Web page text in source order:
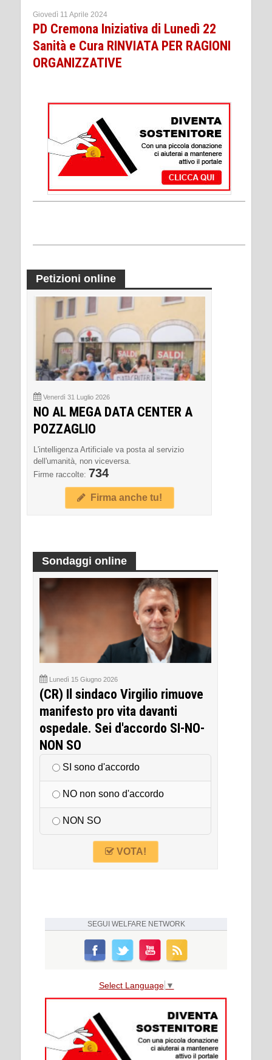
Giovedì 11 Aprile 2024
PD Cremona Iniziativa di Lunedì 22
Sanità e Cura RINVIATA PER RAGIONI
ORGANIZZATIVE
Petizioni online
Venerdì 31 Luglio 2026
NO AL MEGA DATA CENTER A
POZZAGLIO
L'intelligenza Artificiale va posta al servizio
dell'umanità, non viceversa.
Firme raccolte: 734
Firma anche tu!
Sondaggi online
Lunedì 15 Giugno 2026
(CR) Il sindaco Virgilio rimuove
manifesto pro vita davanti
ospedale. Sei d'accordo SI-NO-
NON SO
SI sono d'accordo
NO non sono d'accordo
NON SO
VOTA!
SEGUI WELFARE NETWORK
Select Language ▼